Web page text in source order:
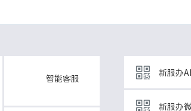
智能客服 新服办
新服办